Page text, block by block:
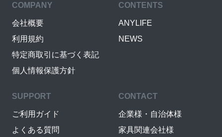
COMPANY
会社概要
利用規約
特定商取引に基づく表記
個人情報保護方針
CONTENTS
ANYLIFE
NEWS
SUPPORT
ご利用ガイド
よくある質問
CONTACT
企業様・自治体様
家具関連会社様